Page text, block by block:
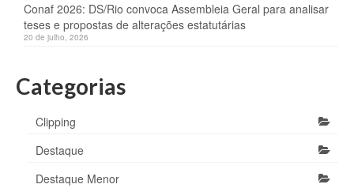
Conaf 2026: DS/Rio convoca Assembleia Geral para analisar
teses e propostas de alterações estatutárias
20 de julho, 2026
Categorias
Clipping
Destaque
Destaque Menor